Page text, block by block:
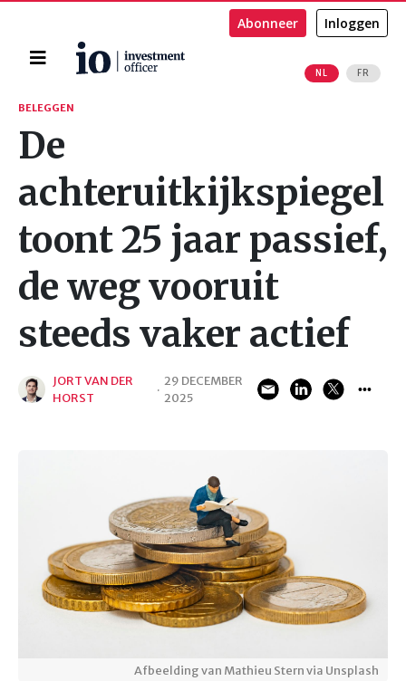
Home
NL FR
Abonneer Inloggen
Zoeken
BELEGGEN
De
achteruitkijkspiegel
toont 25 jaar passief,
de weg vooruit
steeds vaker actief
JORT VAN DER
HORST
·
29 DECEMBER
2025
Afbeelding van Mathieu Stern via Unsplash